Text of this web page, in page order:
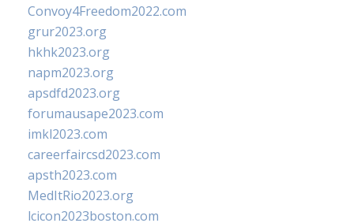
Convoy4Freedom2022.com
grur2023.org
hkhk2023.org
napm2023.org
apsdfd2023.org
forumausape2023.com
imkl2023.com
careerfaircsd2023.com
apsth2023.com
MedItRio2023.org
lcicon2023boston.com